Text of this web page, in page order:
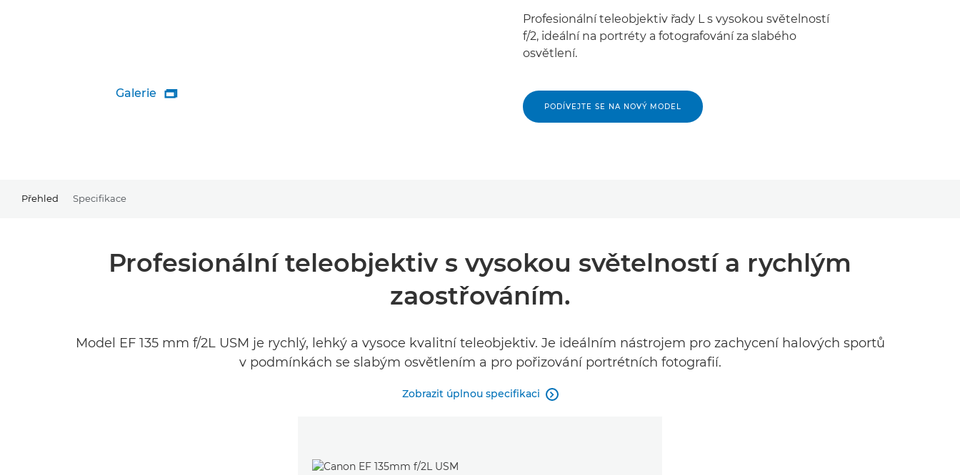
Galerie 
Profesionální teleobjektiv řady L s vysokou světelností
f/2, ideální na portréty a fotografování za slabého
osvětlení.
PODÍVEJTE SE NA NOVÝ MODEL
Přehled Specifikace
Profesionální teleobjektiv s vysokou světelností a rychlým
zaostřováním.
Model EF 135 mm f/2L USM je rychlý, lehký a vysoce kvalitní teleobjektiv. Je ideálním nástrojem pro zachycení halových sportů
v podmínkách se slabým osvětlením a pro pořizování portrétních fotografií.
Zobrazit úplnou specifikaci 